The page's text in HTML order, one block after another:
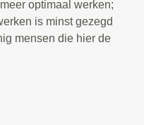
optimaal werken;
is minst gezegd
mensen die hier de